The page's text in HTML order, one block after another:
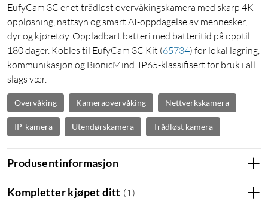
EufyCam 3C er et trådløst overvåkingskamera med skarp 4K-
oppløsning, nattsyn og smart AI-oppdagelse av mennesker,
dyr og kjøretøy. Oppladbart batteri med batteritid på opptil
180 dager. Kobles til EufyCam 3C Kit (65734) for lokal lagring,
kommunikasjon og BionicMind. IP65-klassifisert for bruk i all
slags vær.
Overvåking Kameraovervåking Nettverkskamera
IP-kamera Utendørskamera Trådløst kamera
Produsentinformasjon
Kompletter kjøpet ditt (1)